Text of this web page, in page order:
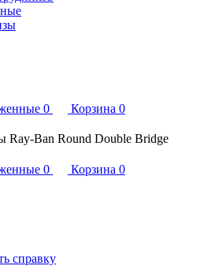
0 Корзина 0
Ray-Ban Round Double Bridge
0 Корзина 0
справку